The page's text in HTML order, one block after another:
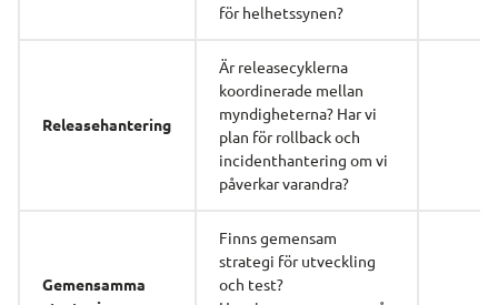
för helhetssynen?
Releasehantering
Är releasecyklerna
koordinerade mellan
myndigheterna? Har vi
plan för rollback och
incidenthantering om vi
påverkar varandra?
Gemensamma
Finns gemensam
strategi för utveckling
och test?